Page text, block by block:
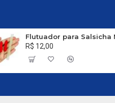
Flutuador para Salsicha
R$ 12,00